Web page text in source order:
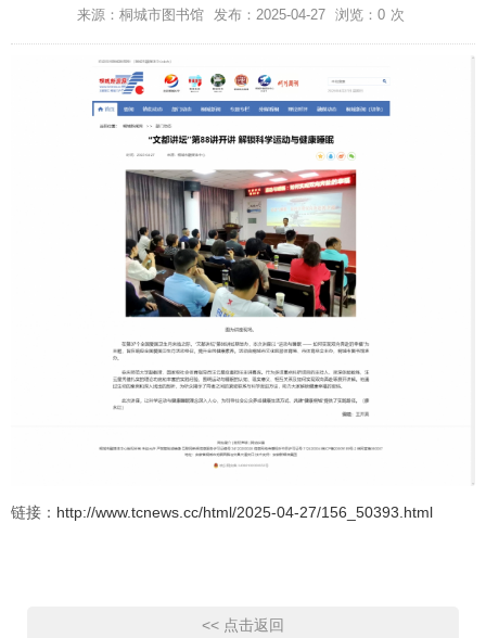
来源：桐城市图书馆 发布：2025-04-27 浏览： 0 次
链接： http://www.tcnews.cc/html/2025-04-27/156_50393.html
<< 点击返回